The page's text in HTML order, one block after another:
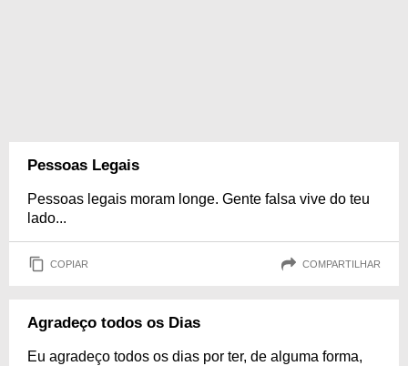
Pessoas Legais
Pessoas legais moram longe. Gente falsa vive do teu
lado...
COPIAR COMPARTILHAR
Agradeço todos os Dias
Eu agradeço todos os dias por ter, de alguma forma,